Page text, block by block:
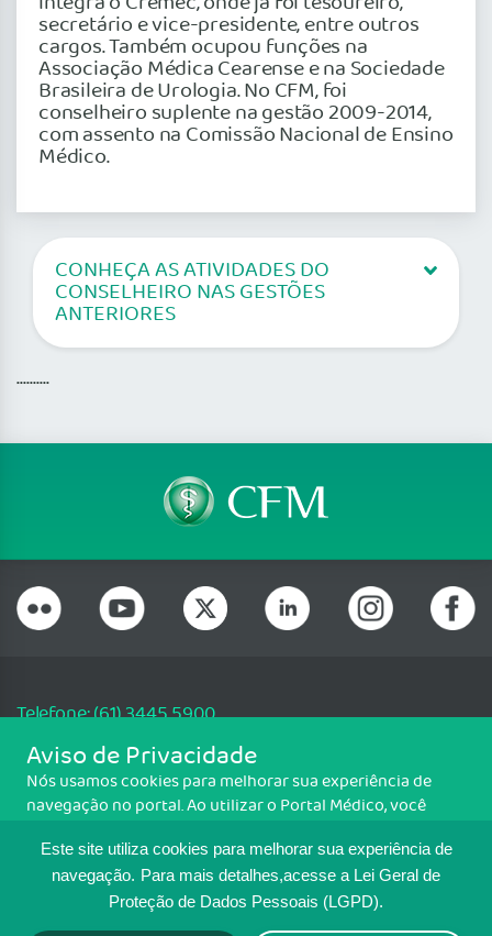
Este site utiliza cookies para melhorar sua experiência de
navegação. Para mais detalhes,acesse a Lei Geral de
Proteção de Dados Pessoais (LGPD).
secretário e vice-presidente, entre outros
cargos. Também ocupou funções na
Associação Médica Cearense e na Sociedade
Brasileira de Urologia. No CFM, foi
conselheiro suplente na gestão 2009-2014,
com assento na Comissão Nacional de Ensino
Médico.
CONHEÇA AS ATIVIDADES DO
CONSELHEIRO NAS GESTÕES
ANTERIORES
..........
Telefone: (61) 3445 5900
Email: cfm@portalmedico.org.br
SGAS 616, Conjunto D, Lote 115, L2 Sul, Brasília/DF - CEP: 70200-760 -
CNPJ: 33.583.550/0001-30
MAPA DO SITE
Aviso de Privacidade
Nós usamos cookies para melhorar sua experiência de
navegação no portal. Ao utilizar o Portal Médico, você
Para ter mais informações sobre como isso é feito, acesse
Política de cookies. Se você concorda, clique em ACEITO.